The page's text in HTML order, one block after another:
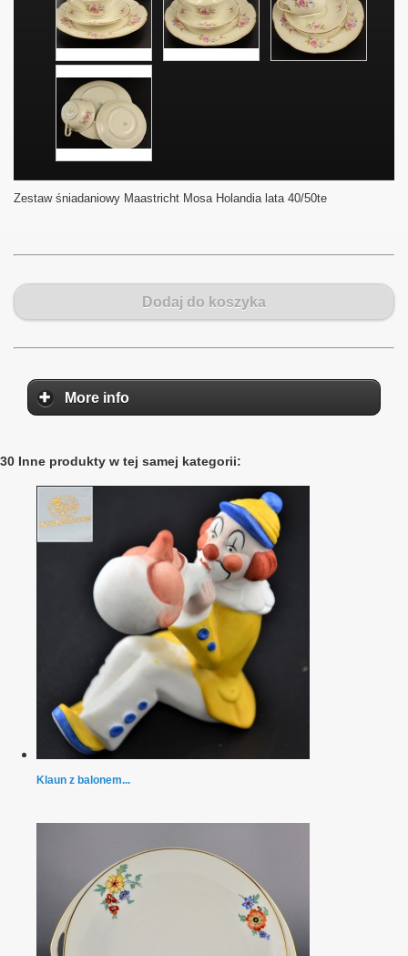
Zestaw śniadaniowy Maastricht Mosa Holandia lata 40/50te
Dodaj do koszyka
More info
30 Inne produkty w tej samej kategorii:
Klaun z balonem...